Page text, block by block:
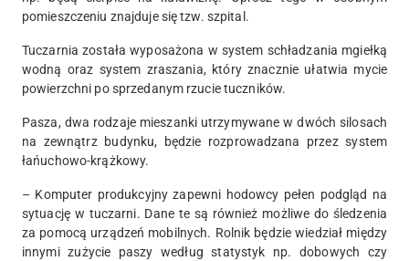
pomieszczeniu znajduje się tzw. szpital.
Tuczarnia została wyposażona w system schładzania mgiełką
wodną oraz system zraszania, który znacznie ułatwia mycie
powierzchni po sprzedanym rzucie tuczników.
Pasza, dwa rodzaje mieszanki utrzymywane w dwóch silosach
na zewnątrz budynku, będzie rozprowadzana przez system
łańuchowo-krążkowy.
– Komputer produkcyjny zapewni hodowcy pełen podgląd na
sytuację w tuczarni. Dane te są również możliwe do śledzenia
za pomocą urządzeń mobilnych. Rolnik będzie wiedział między
innymi zużycie paszy według statystyk np. dobowych czy